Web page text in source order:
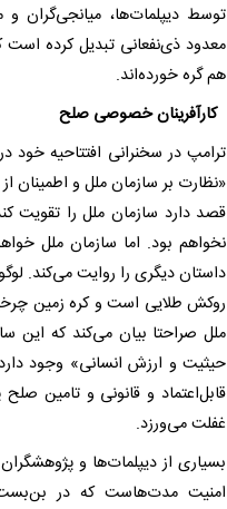
توسط دیپلمات‌ها، میانجی‌گران
معدود ذی‌نفعانی تبدیل کرده
هم گره خورده‌اند.
کارآفرینان خصوصی صلح
ترامپ در سخنرانی افتتاحیه
«نظارت بر سازمان ملل و اطمینان
قصد دارد سازمان ملل را تقویت
نخواهم بود. اما سازمان ملل
داستان دیگری را روایت می‌کند.
روکش طلایی است و کره زمین
ملل صراحتا بیان می‌کند که این
حیثیت و ارزش انسانی» وجود
قابل‌اعتماد و قانونی و تامین
غفلت می‌ورزد.
بسیاری از دیپلمات‌ها و
امنیت مدت‌هاست که در بن‌بست